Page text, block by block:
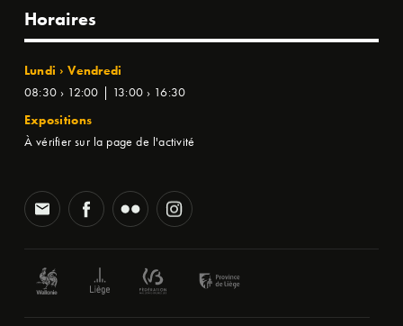
Horaires
Lundi › Vendredi
08:30 › 12:00 | 13:00 › 16:30
Expositions
À vérifier sur la page de l'activité